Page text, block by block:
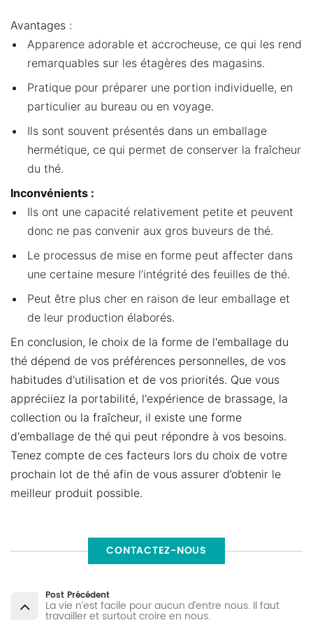
Avantages :
Apparence adorable et accrocheuse, ce qui les rend
remarquables sur les étagères des magasins.
Pratique pour préparer une portion individuelle, en
particulier au bureau ou en voyage.
Ils sont souvent présentés dans un emballage
hermétique, ce qui permet de conserver la fraîcheur
du thé.
Inconvénients :
Ils ont une capacité relativement petite et peuvent
donc ne pas convenir aux gros buveurs de thé.
Le processus de mise en forme peut affecter dans
une certaine mesure l’intégrité des feuilles de thé.
Peut être plus cher en raison de leur emballage et
de leur production élaborés.
En conclusion, le choix de la forme de l'emballage du
thé dépend de vos préférences personnelles, de vos
habitudes d'utilisation et de vos priorités. Que vous
appréciiez la portabilité, l'expérience de brassage, la
collection ou la fraîcheur, il existe une forme
d'emballage de thé qui peut répondre à vos besoins.
Tenez compte de ces facteurs lors du choix de votre
prochain lot de thé afin de vous assurer d’obtenir le
meilleur produit possible.
CONTACTEZ-NOUS
Post Précédent
La vie n’est facile pour aucun d’entre nous. Il faut
travailler et surtout croire en nous.